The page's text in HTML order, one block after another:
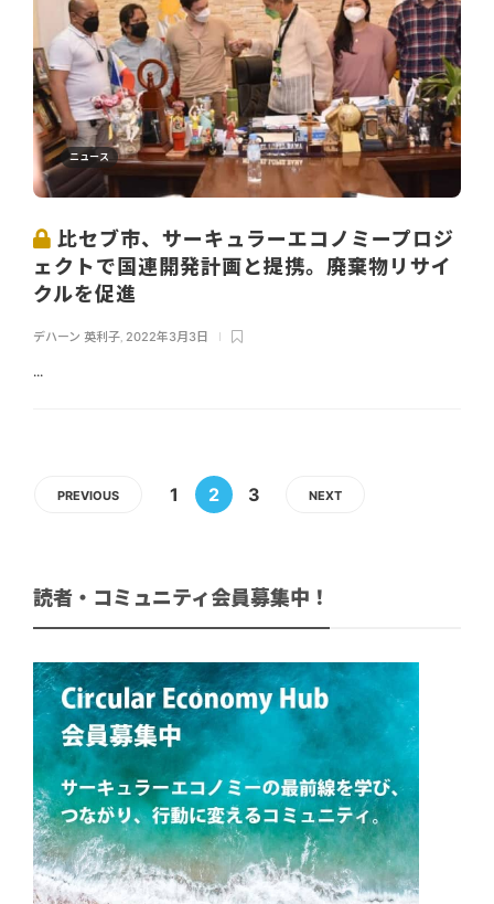
ニュース
比セブ市、サーキュラーエコノミープロジ
ェクトで国連開発計画と提携。廃棄物リサイ
クルを促進
デハーン 英利子 2022年3月3日
...
PREVIOUS 1 2 3 NEXT
読者・コミュニティ会員募集中！